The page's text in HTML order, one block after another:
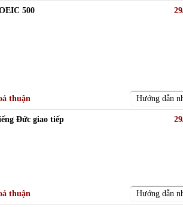
500
thuận Hướng dẫn
Đức giao tiếp
thuận Hướng dẫn